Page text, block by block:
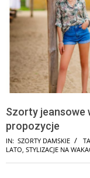
Szorty jeansowe
propozycje
IN: SZORTY DAMSKIE
LATO STYLIZACJE NA